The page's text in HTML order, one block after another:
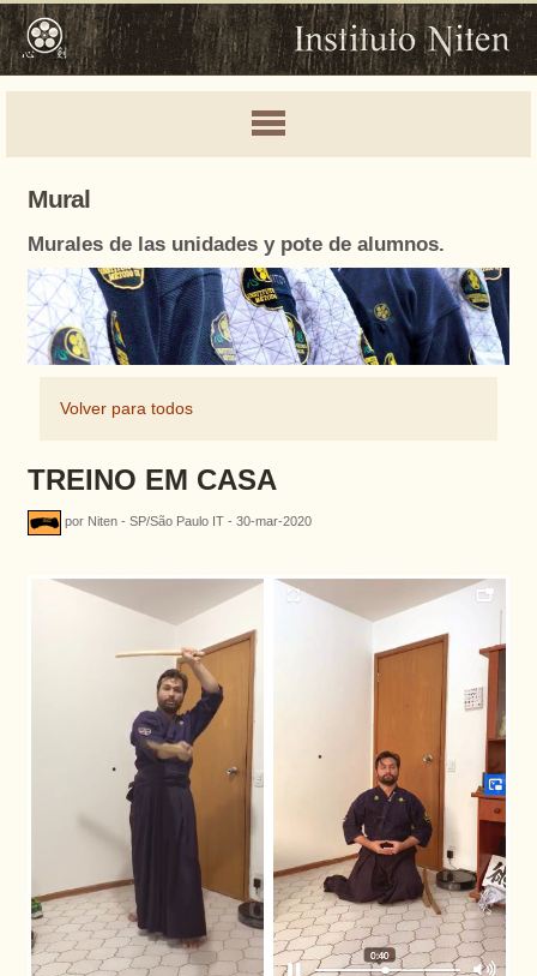
Mural
Murales de las unidades y pote de alumnos.
Volver para todos
TREINO EM CASA
por Niten - SP/São Paulo IT - 30-mar-2020